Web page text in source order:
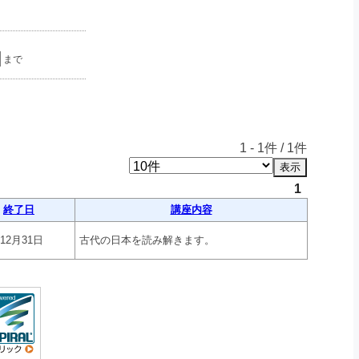
まで
1 - 1件 / 1件
1
終了日 講座内容
月31日 古代の日本を読み解きます。